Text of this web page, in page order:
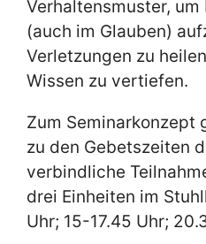
Verhaltensmuster,
(auch im Glauben)
Verletzungen zu
Wissen zu vertiefen.
Zum Seminarkonzept
zu den Gebetszeiten
verbindliche
drei Einheiten im
Uhr; 15-17.45 Uhr;